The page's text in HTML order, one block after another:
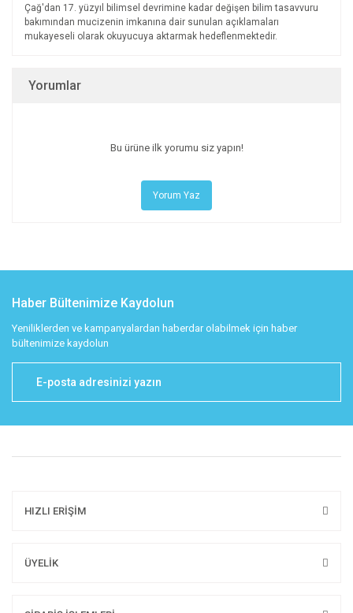
Çağ'dan 17. yüzyıl bilimsel devrimine kadar değişen bilim tasavvuru
bakımından mucizenin imkanına dair sunulan açıklamaları
mukayeseli olarak okuyucuya aktarmak hedeflenmektedir.
Yorumlar
Bu ürüne ilk yorumu siz yapın!
Yorum Yaz
Haber Bültenimize Kaydolun
Yeniliklerden ve kampanyalardan haberdar olabilmek için haber
bültenimize kaydolun
HIZLI ERİŞİM
ÜYELİK